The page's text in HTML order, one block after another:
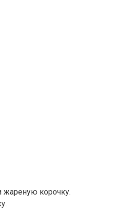
жареную корочку.